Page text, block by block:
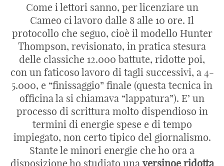
Come i lettori sanno, per licenziare un
Cameo ci lavoro dalle 8 alle 10 ore. Il
protocollo che seguo, cioè il modello Hunter
Thompson, revisionato, in pratica stesura
delle classiche 12.000 battute, ridotte poi,
con un faticoso lavoro di tagli successivi, a 4-
5.000, e “finissaggio” finale (questa tecnica in
officina la si chiamava “lappatura”). E’ un
processo di scrittura molto dispendioso in
termini di energie spese e di tempo
impiegato, non certo tipico del giornalismo.
Stante le minori energie che ho ora a
disposizione ho studiato una versinoe ridotta